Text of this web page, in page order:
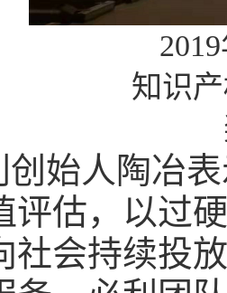
知识
创始人陶冶
评估，以过
社会持续投